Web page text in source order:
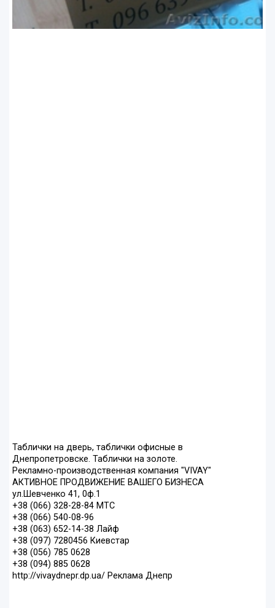
Таблички на дверь, таблички офисные в
Днепропетровске. Таблички на золоте.
Рекламно-производственная компания "VIVAY"
АКТИВНОЕ ПРОДВИЖЕНИЕ ВАШЕГО БИЗНЕСА
ул.Шевченко 41, 0ф.1
+38 (066) 328-28-84 МТС
+38 (066) 540-08-96
+38 (063) 652-14-38 Лайф
+38 (097) 7280456 Киевстар
+38 (056) 785 0628
+38 (094) 885 0628
http://vivaydnepr.dp.ua/ Реклама Днепр